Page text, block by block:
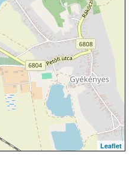
Leaflet